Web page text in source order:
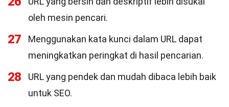
oleh mesin pencari.
27
Menggunakan kata kunci dalam URL dapat
meningkatkan peringkat di hasil pencarian.
28
URL yang pendek dan mudah dibaca lebih baik
untuk SEO.